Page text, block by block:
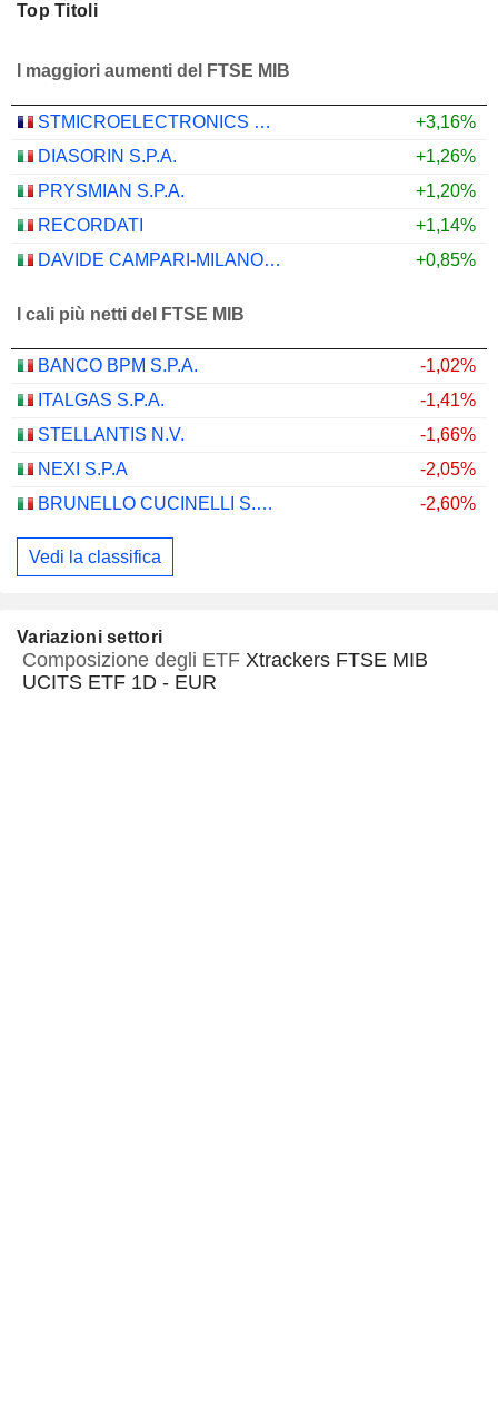
Top Titoli
I maggiori aumenti del FTSE MIB
STMICROELECTRONICS N.V.
+3,16%
DIASORIN S.P.A.
+1,26%
PRYSMIAN S.P.A.
+1,20%
RECORDATI
+1,14%
DAVIDE CAMPARI-MILANO N.V.
+0,85%
I cali più netti del FTSE MIB
BANCO BPM S.P.A.
-1,02%
ITALGAS S.P.A.
-1,41%
STELLANTIS N.V.
-1,66%
NEXI S.P.A
-2,05%
BRUNELLO CUCINELLI S.P.A.
-2,60%
Vedi la classifica
Variazioni settori
Composizione degli ETF Xtrackers FTSE MIB
UCITS ETF 1D - EUR